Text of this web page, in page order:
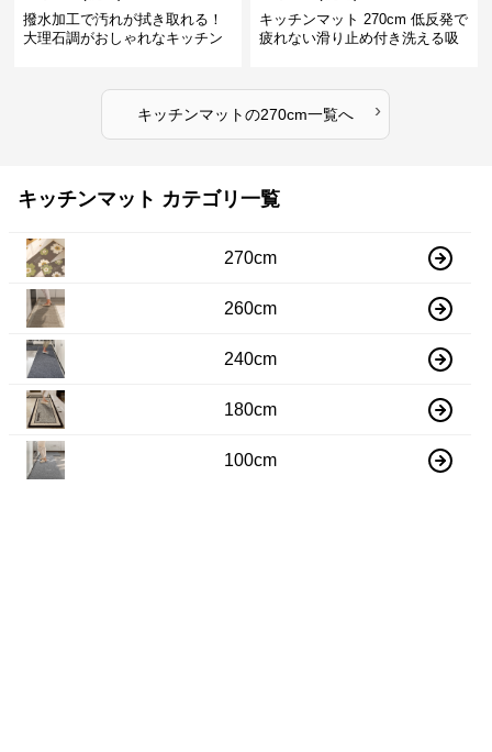
撥水加工で汚れが拭き取れる！
大理石調がおしゃれなキッチン
キッチンマット 270cm 低反発で
疲れない滑り止め付き洗える吸
キッチンマットの270cm一覧へ ›
キッチンマット カテゴリ一覧
270cm
260cm
240cm
180cm
100cm